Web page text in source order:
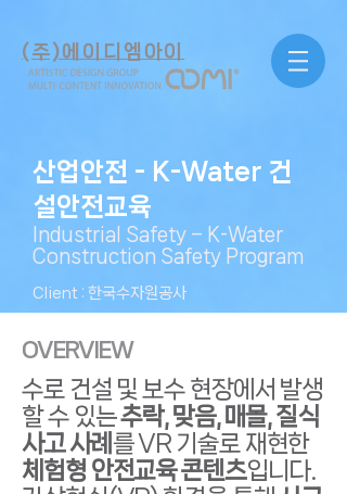
(주)에이디엠아이
산업안전 - K-Water 건
설안전교육
Industrial Safety – K-Water
Construction Safety Program
Client : 한국수자원공사
OVERVIEW
수로 건설 및 보수 현장에서 발생
할 수 있는추락, 맞음, 매몰, 질식
사고 사례 를 VR 기술로 재현한
체험형 안전교육 콘텐츠입니다.